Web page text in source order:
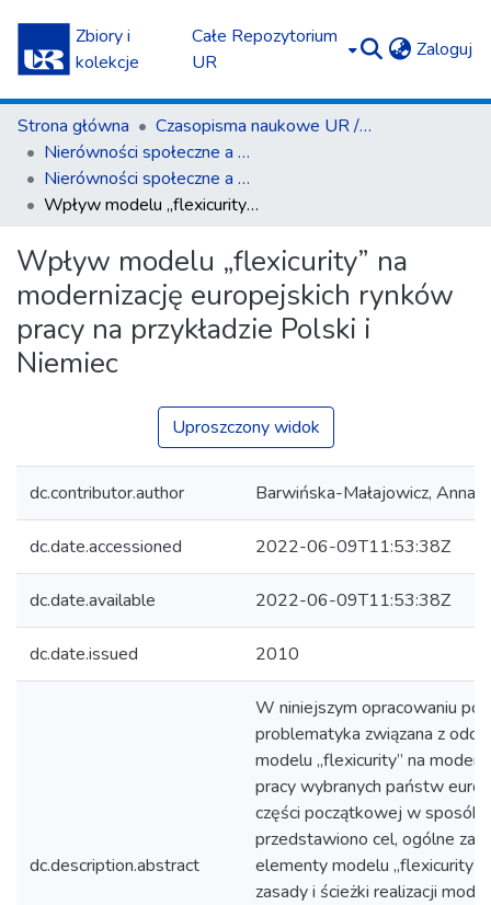
Zbiory i
kolekcje
Całe Repozytorium
UR
Zaloguj
Strona główna
Czasopisma naukowe UR / Scientific Journals
Nierówności społeczne a wzrost gospodarczy
Nierówności społeczne a wzrost gospodarczy z. 17 (2010)
Wpływ modelu „flexicurity” na modernizację europejskich rynków pracy na przykładzie Polski i Niemiec
Wpływ modelu „flexicurity” na
modernizację europejskich rynków
pracy na przykładzie Polski i
Niemiec
Uproszczony widok
dc.contributor.author Barwińska-Małajowicz, Anna
dc.date.accessioned 2022-06-09T11:53:38Z
dc.date.available 2022-06-09T11:53:38Z
dc.date.issued 2010
dc.description.abstract
W niniejszym opracowaniu
problematyka związana z
modelu „flexicurity” na
pracy wybranych państw
części początkowej w sposób
przedstawiono cel, ogólne
elementy modelu „flexicurity”
zasady i ścieżki realizacji